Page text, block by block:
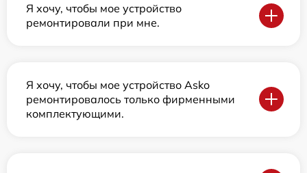
Я хочу, чтобы мое устройство
ремонтировали при мне.
Я хочу, чтобы мое устройство Asko
ремонтировалось только фирменными
комплектующими.